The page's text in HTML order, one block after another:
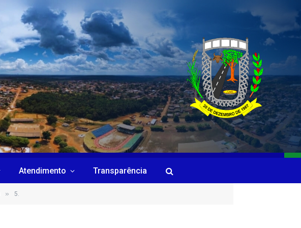
Atendimento Transparência
» 5.